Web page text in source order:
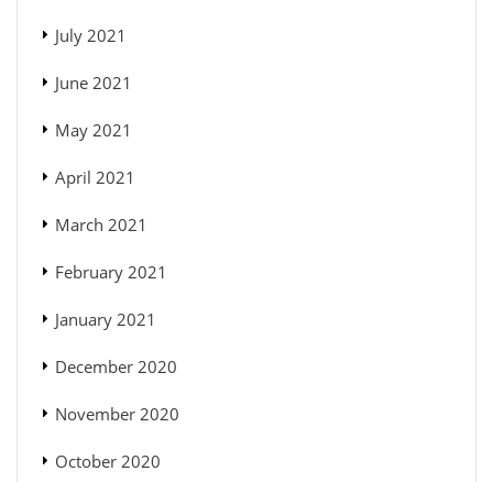
July 2021
June 2021
May 2021
April 2021
March 2021
February 2021
January 2021
December 2020
November 2020
October 2020